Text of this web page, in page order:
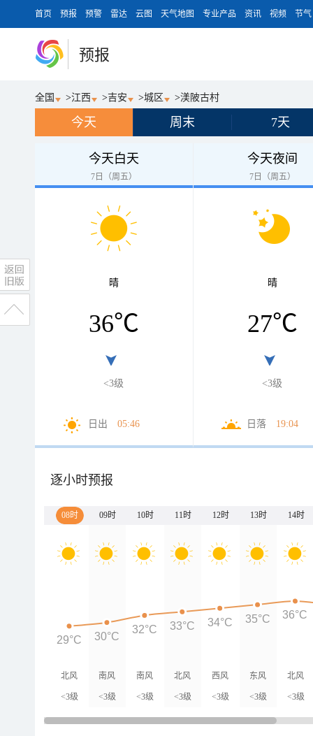
首页 预报 预警 雷达 云图 天气地图 专业产品 资讯 视频 节气
预报
全国 >江西 >吉安 >城区 >渼陂古村
今天 周末 7天
今天白天
7日（周五）
晴
36℃
<3级
日出 05:46
今天夜间
7日（周五）
晴
27℃
<3级
日落 19:04
逐小时预报
08时 09时 10时 11时 12时 13时 14时
北风
<3级
南风
<3级
南风
<3级
北风
<3级
西风
<3级
东风
<3级
北风
<3级
29°C 30°C
32°C 33°C 34°C 35°C 36°C